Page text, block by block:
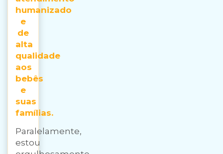
humanizado
e
de
alta
qualidade
aos
bebês
e
suas
famílias.
Paralelamente,
estou